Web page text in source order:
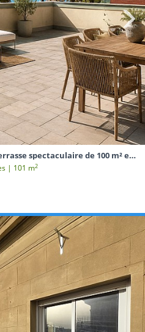
spectaculaire de 100 m² et
à Badalona
| 101 m2